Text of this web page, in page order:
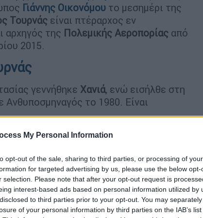
My Personal Information
opt-out of the sale, sharing to third parties, or processing of
for targeted advertising by us, please use the below
selection. Please note that after your opt-out request is
interest-based ads based on personal information utilized by
to third parties prior to your opt-out. You may
of your personal information by third parties on the IAB’s
Γιάννης Οικονόμου το μεσημέρι της
Τουρνάς είναι πτέραρχος εν
αρχηγός της Πολεμικής Αεροπορίας από
2015.
γεννήθηκε Χανιά, ενώ εισήλθε στη
Ανθυποσμηναγός το 1980. Είναι
(ΚΕΑΤ/ΣΗΠ)
Κατωτέρων (ΣΠΑ/Κ)
Ανωτέρων (ΣΠΑ/Α)
των ΗΠΑ
.